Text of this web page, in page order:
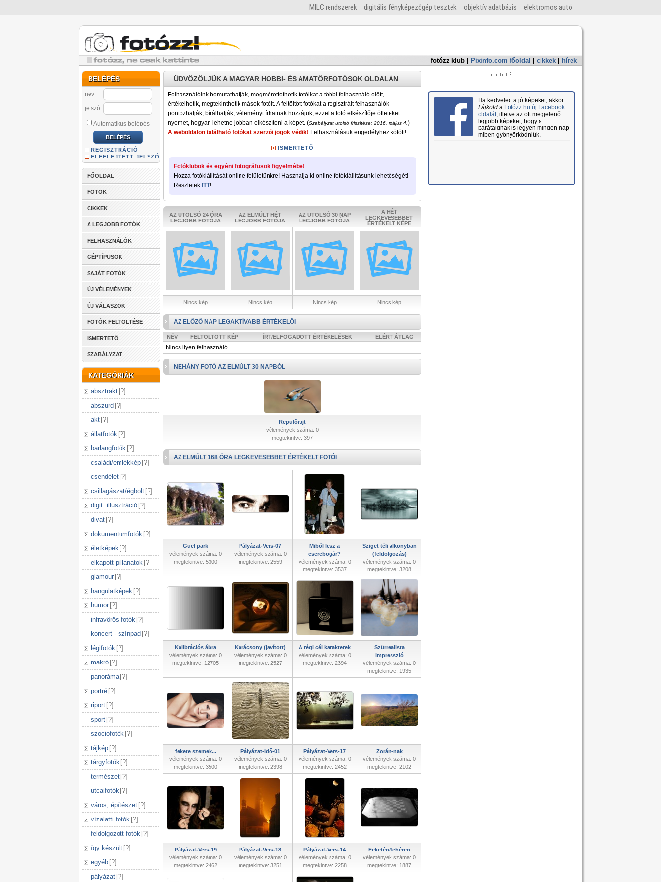
MILC rendszerek digitális fényképezőgép tesztek objektív adatbázis elektromos autó
fotózz klub Pixinfo.com főoldal cikkek hírek
BELÉPÉS
név
jelszó
Automatikus belépés
REGISZTRÁCIÓ
ELFELEJTETT JELSZÓ
FŐOLDAL
FOTÓK
CIKKEK
A LEGJOBB FOTÓK
FELHASZNÁLÓK
GÉPTÍPUSOK
SAJÁT FOTÓK
ÚJ VÉLEMÉNYEK
ÚJ VÁLASZOK
FOTÓK FELTÖLTÉSE
ISMERTETŐ
SZABÁLYZAT
KATEGÓRIÁK
absztrakt [?]
abszurd [?]
akt [?]
állatfotók [?]
barlangfotók [?]
családi/emlékkép [?]
csendélet [?]
csillagászat/égbolt [?]
digit. illusztráció [?]
divat [?]
dokumentumfotók [?]
életképek [?]
elkapott pillanatok [?]
glamour [?]
hangulatképek [?]
humor [?]
infravörös fotók [?]
koncert - színpad [?]
légifotók [?]
makró [?]
panoráma [?]
portré [?]
riport [?]
sport [?]
szociofotók [?]
tájkép [?]
tárgyfotók [?]
természet [?]
utcaifotók [?]
város, építészet [?]
vízalatti fotók [?]
feldolgozott fotók [?]
így készült [?]
egyéb [?]
pályázat [?]
ÜDVÖZÖLJÜK A MAGYAR HOBBI- ÉS AMATŐRFOTÓSOK OLDALÁN
Felhasználóink bemutathatják, megmérettethetik fotóikat a többi felhasználó előtt,
értékelhetik, megtekinthetik mások fotóit. A feltöltött fotókat a regisztrált felhasználók
pontozhatják, bírálhatják, véleményt írhatnak hozzájuk, ezzel a fotó elkészítője ötleteket
nyerhet, hogyan lehetne jobban elkészíteni a képet. (Szabályzat utolsó frissítése: 2016. május 4. )
A weboldalon található fotókat szerzői jogok védik! Felhasználásuk engedélyhez kötött!
ISMERTETŐ
Fotóklubok és egyéni fotográfusok figyelmébe!
Hozza fotókiállítását online felületünkre! Használja ki online fotókiállításunk lehetőségét!
Részletek ITT!
AZ UTOLSÓ 24 ÓRA
LEGJOBB FOTÓJA
AZ ELMÚLT HÉT
LEGJOBB FOTÓJA
AZ UTOLSÓ 30 NAP
LEGJOBB FOTÓJA
A HÉT
LEGKEVESEBBET
ÉRTÉKELT KÉPE
Nincs kép Nincs kép Nincs kép Nincs kép
AZ ELŐZŐ NAP LEGAKTÍVABB ÉRTÉKELŐI
NÉV FELTÖLTÖTT KÉP ÍRT/ELFOGADOTT ÉRTÉKELÉSEK ELÉRT ÁTLAG
Nincs ilyen felhasználó
NÉHÁNY FOTÓ AZ ELMÚLT 30 NAPBÓL
Repülőrajt
vélemények száma: 0
megtekintve: 397
AZ ELMÚLT 168 ÓRA LEGKEVESEBBET ÉRTÉKELT FOTÓI
Güel park
vélemények száma: 0
megtekintve: 5300
Pályázat-Vers-07
vélemények száma: 0
megtekintve: 2559
Miből lesz a
cserebogár?
vélemények száma: 0
megtekintve: 3537
Sziget téli alkonyban
(feldolgozás)
vélemények száma: 0
megtekintve: 3208
Kalibrációs ábra
vélemények száma: 0
megtekintve: 12705
Karácsony (javított)
vélemények száma: 0
megtekintve: 2527
A régi cél karakterek
vélemények száma: 0
megtekintve: 2394
Szürrealista
impresszió
vélemények száma: 0
megtekintve: 1935
fekete szemek...
vélemények száma: 0
megtekintve: 3500
Pályázat-Idő-01
vélemények száma: 0
megtekintve: 2398
Pályázat-Vers-17
vélemények száma: 0
megtekintve: 2452
Zorán-nak
vélemények száma: 0
megtekintve: 2102
Pályázat-Vers-19
vélemények száma: 0
megtekintve: 2462
Pályázat-Vers-18
vélemények száma: 0
megtekintve: 3251
Pályázat-Vers-14
vélemények száma: 0
megtekintve: 2258
Feketén/fehéren
vélemények száma: 0
megtekintve: 1887
Ha kedveled a jó képeket, akkor
Lájkolda Fotózz.hu új Facebook
oldalát, illetve az ott megjelenő
legjobb képeket, hogy a
barátaidnak is legyen minden nap
miben gyönyörködniük.